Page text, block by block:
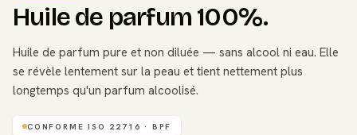
Huile de parfum 100%.
Huile de parfum pure et non diluée — sans alcool ni eau. Elle
se révèle lentement sur la peau et tient nettement plus
longtemps qu'un parfum alcoolisé.
CONFORME ISO 22716 · BPF